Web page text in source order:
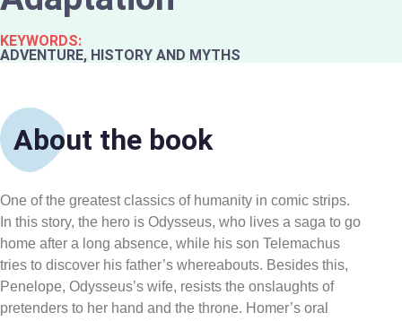
KEYWORDS:
ADVENTURE, HISTORY AND MYTHS
About the book
One of the greatest classics of humanity in comic strips.
In this story, the hero is Odysseus, who lives a saga to go
home after a long absence, while his son Telemachus
tries to discover his father’s whereabouts. Besides this,
Penelope, Odysseus’s wife, resists the onslaughts of
pretenders to her hand and the throne. Homer’s oral